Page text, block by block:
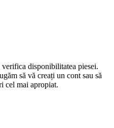
disponibilitatea piesei.
să vă creați un cont sau să
cel mai apropiat.